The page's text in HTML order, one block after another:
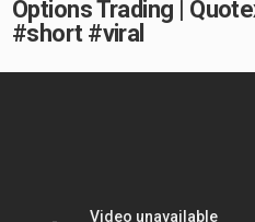
Options Trading |
#short #viral